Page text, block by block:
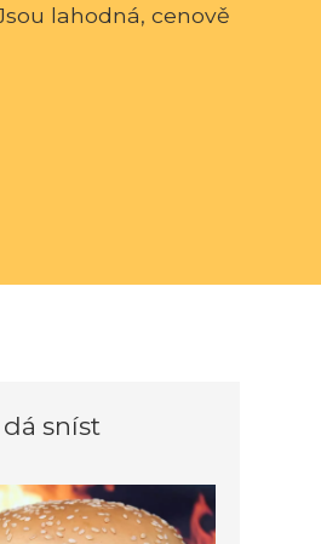
lahodná, cenově
dá sníst